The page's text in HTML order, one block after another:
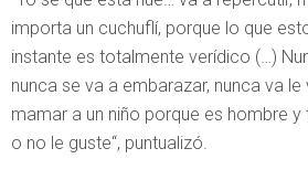
importa un cuchuflí, porque lo que
instante es totalmente verídico (…)
nunca se va a embarazar, nunca va
mamar a un niño porque es hombre
o no le guste“, puntualizó.